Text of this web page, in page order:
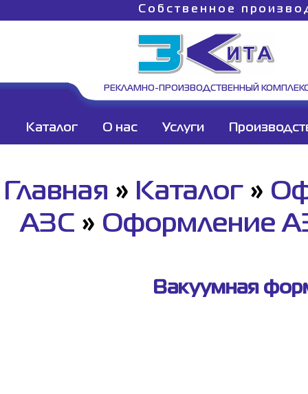
Собственное
РЕКЛАМНО-ПРОИЗВОДСТВЕННЫЙ
Каталог О нас Услуги
Главная » Каталог»
АЗС » Оформление
Вакуумная